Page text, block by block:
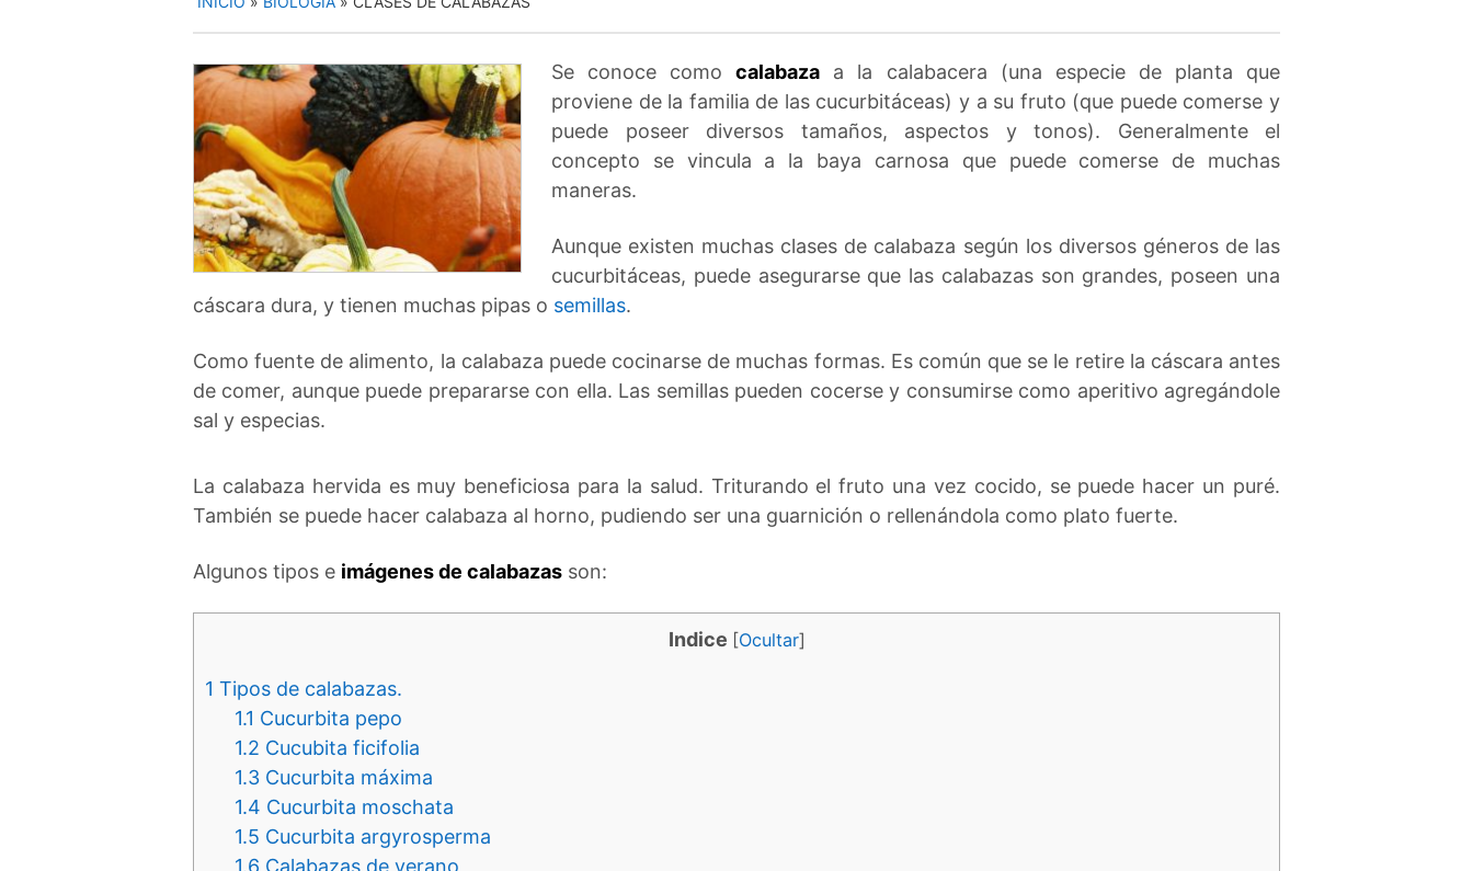
Se conoce comocalabaza a la calabacera (una especie de planta que
proviene de la familia de las cucurbitáceas) y a su fruto (que puede comerse y
puede poseer diversos tamaños, aspectos y tonos). Generalmente el
concepto se vincula a la baya carnosa que puede comerse de muchas
maneras.
Aunque existen muchas clases de calabaza según los diversos géneros de las
cucurbitáceas, puede asegurarse que las calabazas son grandes, poseen una
cáscara dura, y tienen muchas pipas o semillas.
Como fuente de alimento, la calabaza puede cocinarse de muchas formas. Es común que se le retire la cáscara antes
de comer, aunque puede prepararse con ella. Las semillas pueden cocerse y consumirse como aperitivo agregándole
sal y especias.
La calabaza hervida es muy beneficiosa para la salud. Triturando el fruto una vez cocido, se puede hacer un puré.
También se puede hacer calabaza al horno, pudiendo ser una guarnición o rellenándola como plato fuerte.
Algunos tipos e imágenes de calabazas son:
Indice [Ocultar]
1 Tipos de calabazas.
1.1 Cucurbita pepo
1.2 Cucubita ficifolia
1.3 Cucurbita máxima
1.4 Cucurbita moschata
1.5 Cucurbita argyrosperma
1.6 Calabazas de verano